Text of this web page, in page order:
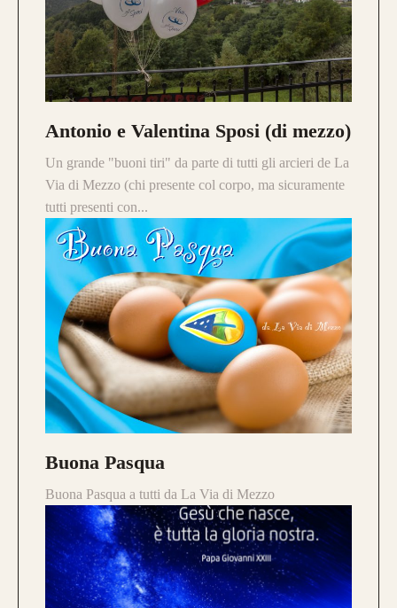
Antonio e Valentina Sposi (di mezzo)
Un grande "buoni tiri" da parte di tutti gli arcieri de La
Via di Mezzo (chi presente col corpo, ma sicuramente
tutti presenti con...
Buona Pasqua
Buona Pasqua a tutti da La Via di Mezzo